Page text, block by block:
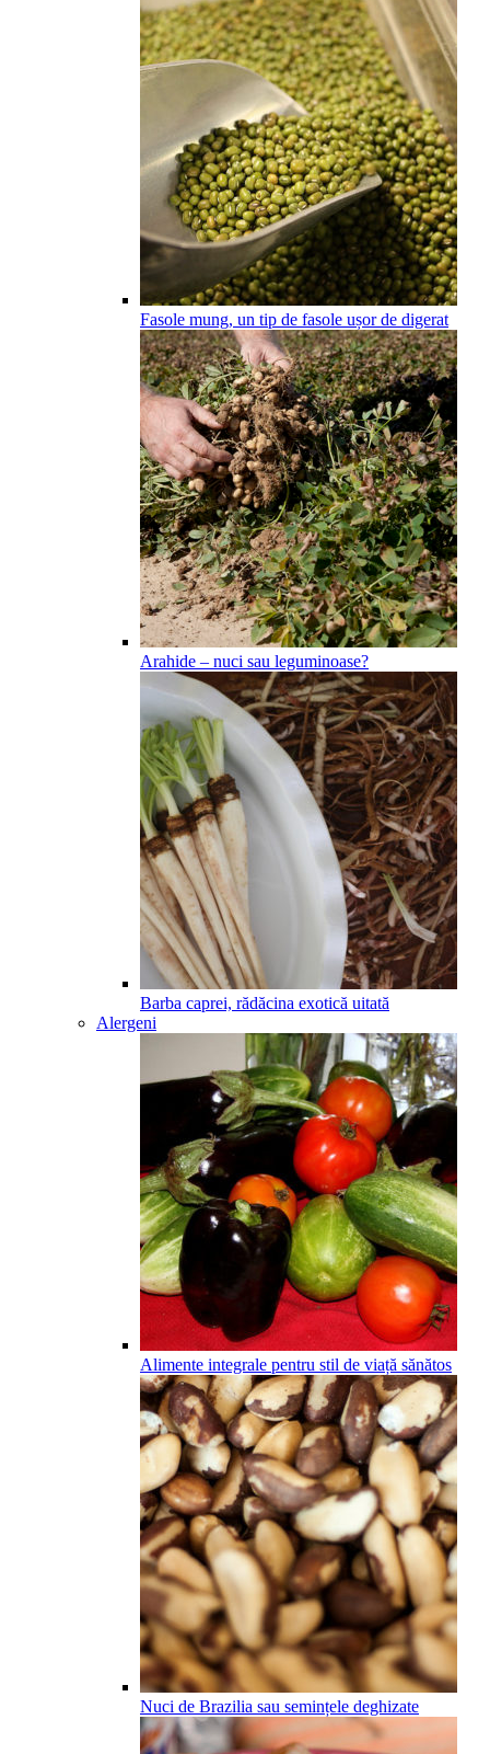
Fasole mung, un tip de fasole ușor de digerat
Arahide – nuci sau leguminoase?
Barba caprei, rădăcina exotică uitată
Alergeni
Alimente integrale pentru stil de viață sănătos
Nuci de Brazilia sau semințele deghizate